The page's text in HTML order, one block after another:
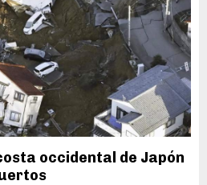
occidental de Japón